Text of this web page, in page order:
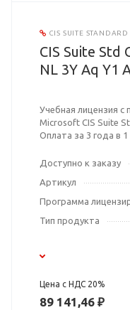
CIS SUITE
CIS Suite Std
NL 3Y Aq Y1
Учебная лицензия с
Microsoft CIS Suite
Оплата за 3 года в
Доступно к заказу
Артикул
Программа
Тип продукта
Цена с НДС 20%
89 141,46 ₽